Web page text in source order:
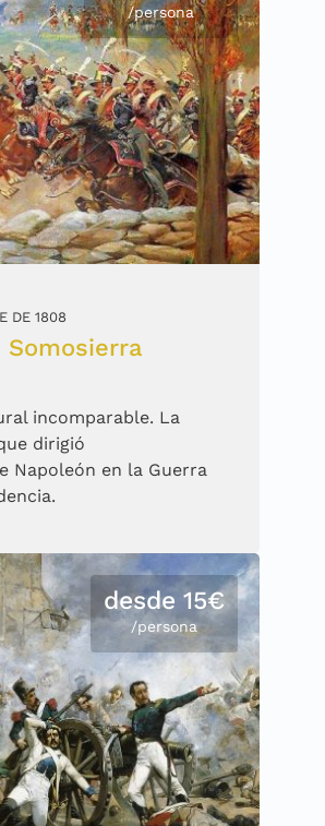
/persona
DE 1808
incomparable. La
dirigió
Napoleón en la Guerra
desde 15€
/persona